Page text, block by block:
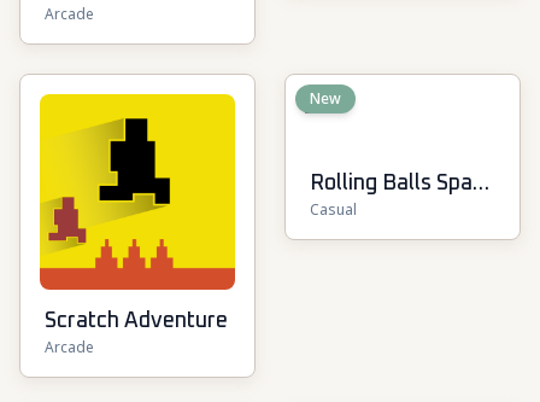
Arcade
Scratch Adventure
Arcade
New
Rolling Balls Space
Race
Casual